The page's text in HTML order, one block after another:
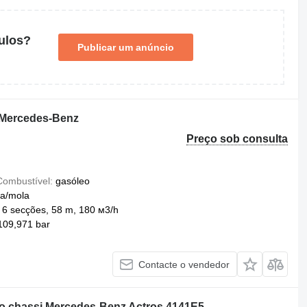
Publicar um anúncio
Benz
Preço sob consulta
gasóleo
mola
secções, 58 m, 180 м3/h
bar
Contacte o vendedor